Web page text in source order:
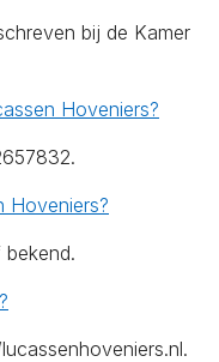
bij de Kamer
Hoveniers?
Hoveniers?
bekend.